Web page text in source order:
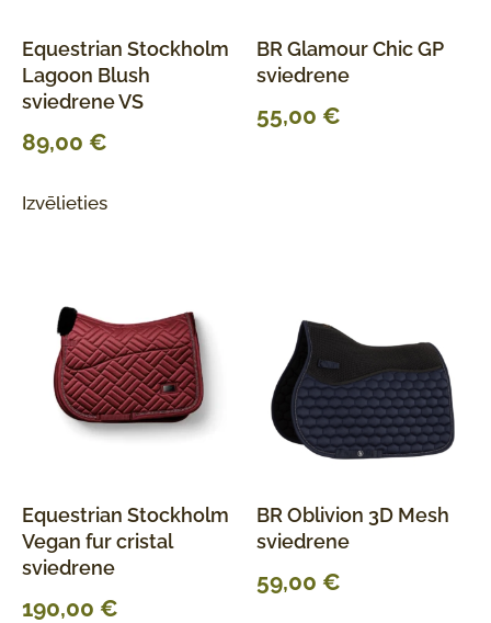
Equestrian Stockholm
Lagoon Blush
sviedrene VS
89,00 €
Izvēlieties
BR Glamour Chic GP
sviedrene
55,00 €
Equestrian Stockholm
Vegan fur cristal
sviedrene
190,00 €
BR Oblivion 3D Mesh
sviedrene
59,00 €